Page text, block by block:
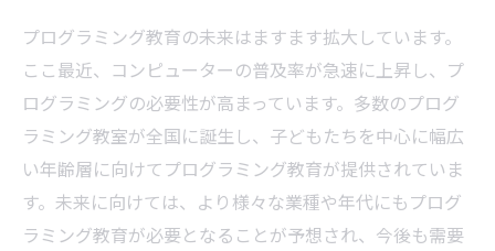
プログラミング教育の未来はますます拡大しています。
ここ最近、コンピューターの普及率が急速に上昇し、プ
ログラミングの必要性が高まっています。多数のプログ
ラミング教室が全国に誕生し、子どもたちを中心に幅広
い年齢層に向けてプログラミング教育が提供されていま
す。未来に向けては、より様々な業種や年代にもプログ
ラミング教育が必要となることが予想され、今後も需要